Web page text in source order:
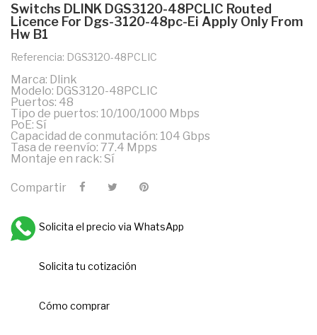
Switchs DLINK DGS3120-48PCLIC Routed
Licence For Dgs-3120-48pc-Ei Apply Only From
Hw B1
Referencia: DGS3120-48PCLIC
Marca: Dlink
Modelo: DGS3120-48PCLIC
Puertos: 48
Tipo de puertos: 10/100/1000 Mbps
PoE: Sí
Capacidad de conmutación: 104 Gbps
Tasa de reenvío: 77.4 Mpps
Montaje en rack: Sí
Compartir
Solicita el precio via WhatsApp
Solicita tu cotización
Cómo comprar